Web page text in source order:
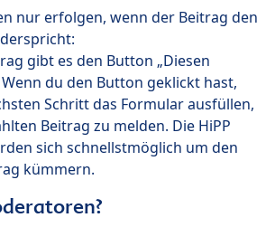
nur erfolgen, wenn der Beitrag den
gibt es den Button „Diesen
du den Button geklickt hast,
Schritt das Formular ausfüllen,
Beitrag zu melden. Die HiPP
sich schnellstmöglich um den
kümmern.